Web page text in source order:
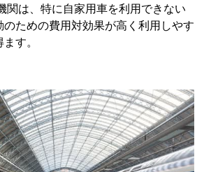
関は、特に自家用車を利用できない
のための費用対効果が高く利用しやす
す。